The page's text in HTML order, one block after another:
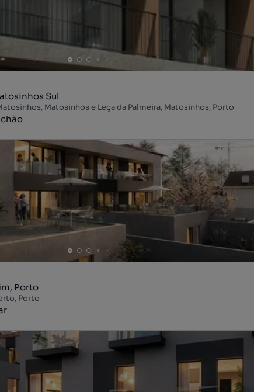
Sul
Matosinhos e Leça da Palmeira, Matosinhos, Porto
Porto
Porto